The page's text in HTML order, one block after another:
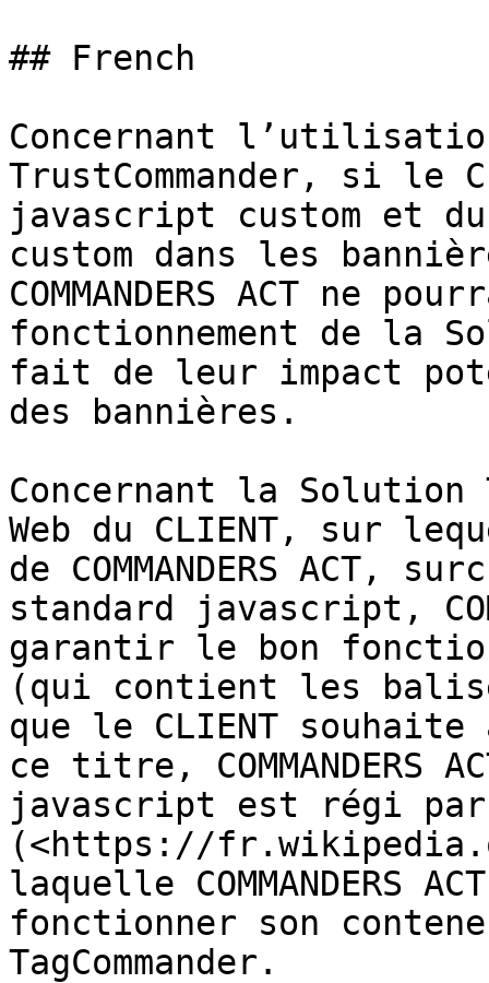
## French
Concernant
TrustCommander, si le
javascript custom et
custom dans les
COMMANDERS ACT ne
fonctionnement de la
fait de leur impact
des bannières.
Concernant la Solution
Web du CLIENT, sur
de COMMANDERS ACT,
standard javascript,
garantir le bon
(qui contient les
que le CLIENT
ce titre, COMMANDERS
javascript est régi par
(<https://
laquelle COMMANDERS
fonctionner son
TagCommander.